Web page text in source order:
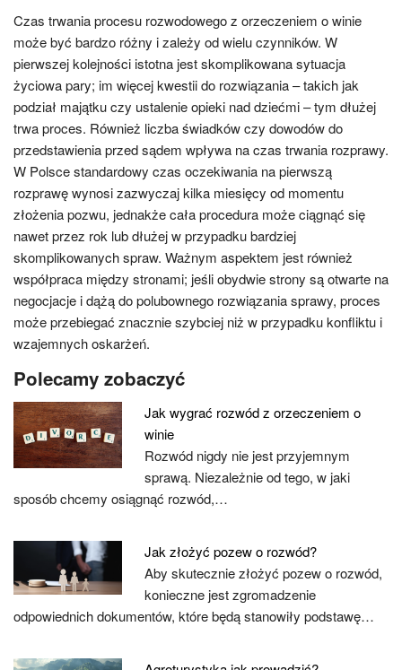
Czas trwania procesu rozwodowego z orzeczeniem o winie
może być bardzo różny i zależy od wielu czynników. W
pierwszej kolejności istotna jest skomplikowana sytuacja
życiowa pary; im więcej kwestii do rozwiązania – takich jak
podział majątku czy ustalenie opieki nad dziećmi – tym dłużej
trwa proces. Również liczba świadków czy dowodów do
przedstawienia przed sądem wpływa na czas trwania rozprawy.
W Polsce standardowy czas oczekiwania na pierwszą
rozprawę wynosi zazwyczaj kilka miesięcy od momentu
złożenia pozwu, jednakże cała procedura może ciągnąć się
nawet przez rok lub dłużej w przypadku bardziej
skomplikowanych spraw. Ważnym aspektem jest również
współpraca między stronami; jeśli obydwie strony są otwarte na
negocjacje i dążą do polubownego rozwiązania sprawy, proces
może przebiegać znacznie szybciej niż w przypadku konfliktu i
wzajemnych oskarżeń.
Polecamy zobaczyć
Jak wygrać rozwód z orzeczeniem o
winie
Rozwód nigdy nie jest przyjemnym
sprawą. Niezależnie od tego, w jaki
sposób chcemy osiągnąć rozwód,…
Jak złożyć pozew o rozwód?
Aby skutecznie złożyć pozew o rozwód,
konieczne jest zgromadzenie
odpowiednich dokumentów, które będą stanowiły podstawę…